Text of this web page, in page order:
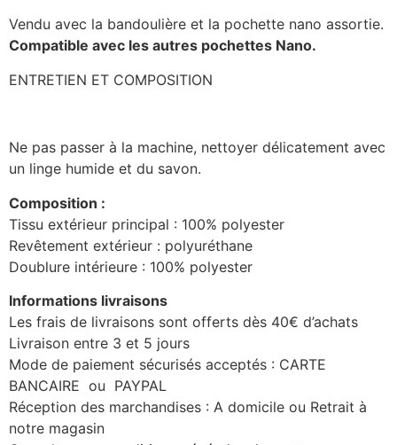
Vendu avec la bandoulière et la pochette nano assortie.
Compatible avec les autres pochettes Nano.
ENTRETIEN ET COMPOSITION
Ne pas passer à la machine, nettoyer délicatement avec
un linge humide et du savon.
Composition :
Tissu extérieur principal : 100% polyester
Revêtement extérieur : polyuréthane
Doublure intérieure : 100% polyester
Informations livraisons
Les frais de livraisons sont offerts dès 40€ d’achats
Livraison entre 3 et 5 jours
Mode de paiement sécurisés acceptés : CARTE
BANCAIRE ou PAYPAL
Réception des marchandises : A domicile ou Retrait à
notre magasin